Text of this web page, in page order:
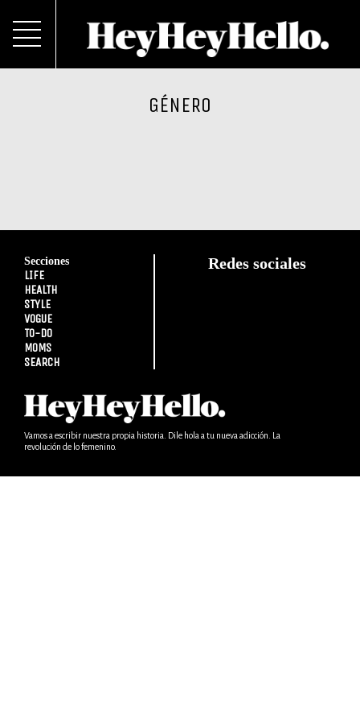
GÉNERO
Secciones
LIFE
HEALTH
STYLE
VOGUE
TO-DO
MOMS
SEARCH
Redes sociales
Vamos a escribir nuestra propia historia. Dile hola a tu nueva adicción. La
revolución de lo femenino.